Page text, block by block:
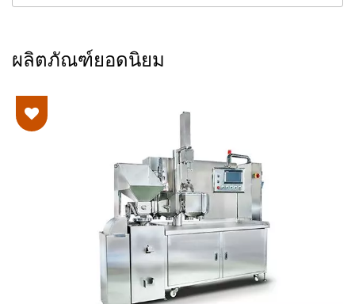
ผลิตภัณฑ์ยอดนิยม